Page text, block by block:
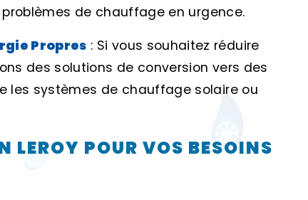
problèmes de chauffage en urgence.
Propres : Si vous souhaitez réduire
des solutions de conversion vers des
les systèmes de chauffage solaire ou
POUR VOS BESOINS